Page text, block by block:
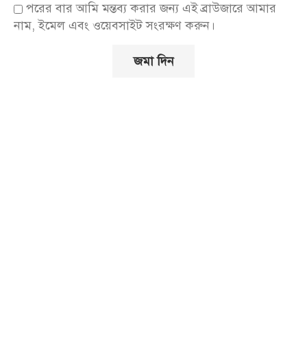
পরের বার আমি মন্তব্য করার জন্য এই ব্রাউজারে আমার
নাম, ইমেল এবং ওয়েবসাইট সংরক্ষণ করুন।